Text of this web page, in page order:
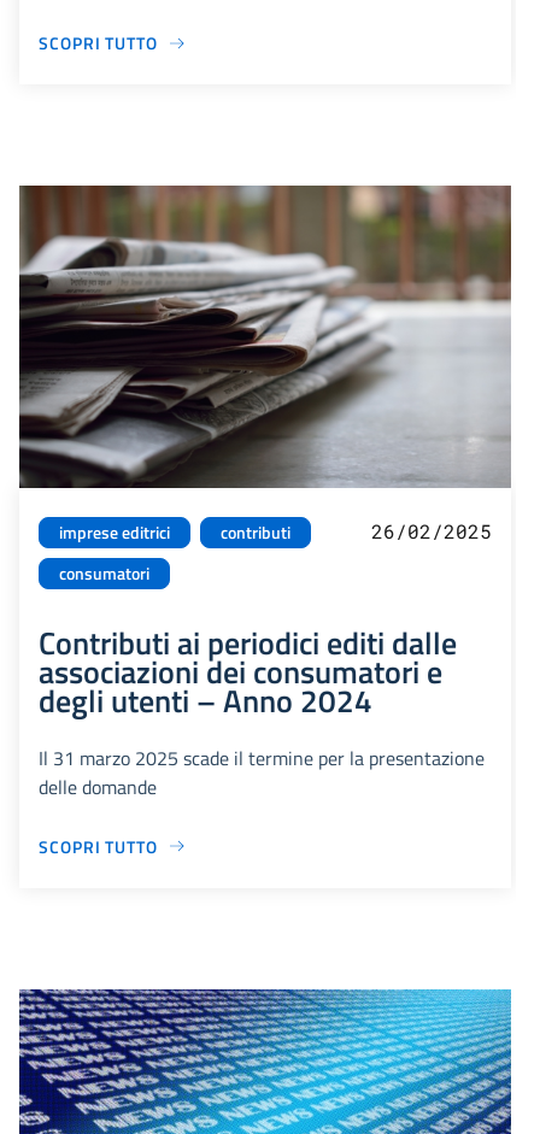
SCOPRI TUTTO
imprese editrici
contributi
consumatori
26/02/2025
Contributi ai periodici editi dalle
associazioni dei consumatori e
degli utenti – Anno 2024
Il 31 marzo 2025 scade il termine per la presentazione
delle domande
SCOPRI TUTTO